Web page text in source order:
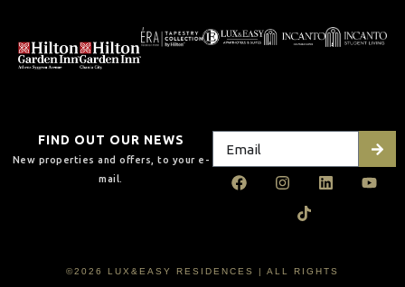
FIND OUT OUR NEWS
New properties and offers, to your e-
mail.
©2026 LUX&EASY RESIDENCES | ALL RIGHTS